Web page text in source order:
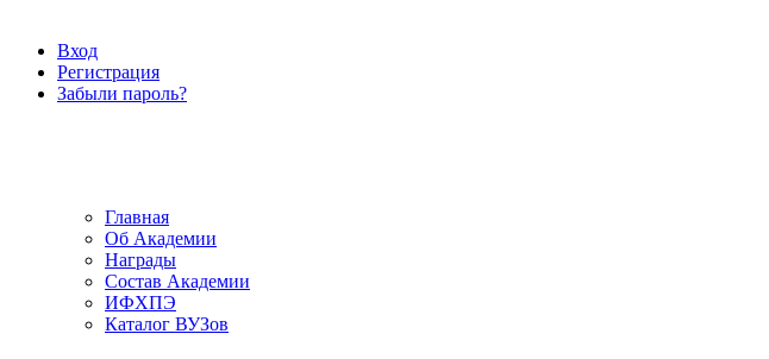
Вход
Регистрация
Забыли пароль?
Главная
Об Академии
Награды
Состав Академии
ИФХПЭ
Каталог ВУЗов